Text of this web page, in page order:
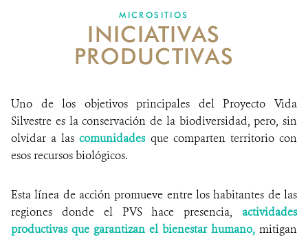
NOTICIAS
WCS VISUAL
ALIADOS Y ALIANZAS
COBERTURA EN MEDIOS DE COMUNICACIÓN
MECANISMO DE ATENCIÓN DE QUEJAS Y RECLAMOS
MICROSITIOS
INICIATIVAS
PRODUCTIVAS
Uno de los objetivos principales del Proyecto Vida
Silvestre es la conservación de la biodiversidad, pero, sin
olvidar a lascomunidadesque comparten territorio con
esos recursos biológicos.
Esta línea de acción promueve entre los habitantes de las
regiones donde el PVS hace presencia, actividades
productivas que garantizan el bienestar humano, mitigan